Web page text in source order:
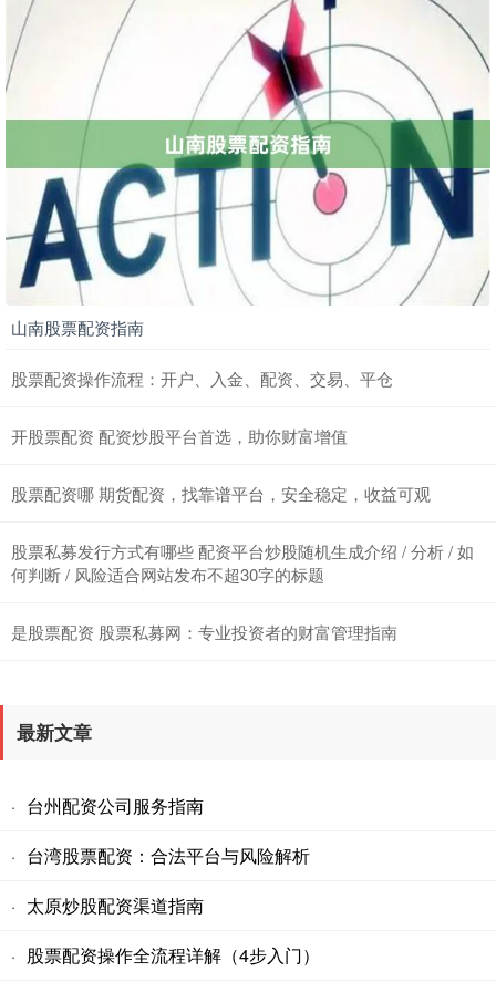
山南股票配资指南
股票配资操作流程：开户、入金、配资、交易、平仓
开股票配资 配资炒股平台首选，助你财富增值
股票配资哪 期货配资，找靠谱平台，安全稳定，收益可观
股票私募发行方式有哪些 配资平台炒股随机生成介绍 / 分析 / 如
何判断 / 风险适合网站发布不超30字的标题
是股票配资 股票私募网：专业投资者的财富管理指南
最新文章
· 台州配资公司服务指南
· 台湾股票配资：合法平台与风险解析
· 太原炒股配资渠道指南
·
股票配资操作全流程详解（4步入门）